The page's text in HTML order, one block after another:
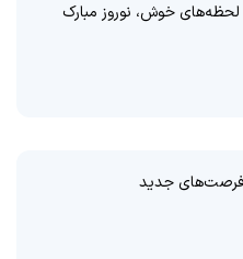
لحظه‌های خوش، نوروز مبارک